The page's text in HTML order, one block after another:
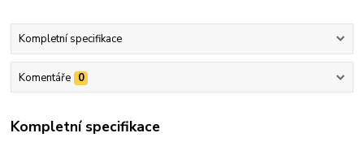
Kompletní specifikace
Komentáře 0
Kompletní specifikace